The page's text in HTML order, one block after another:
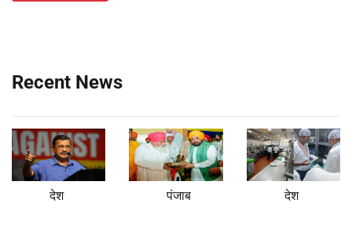
Recent News
देश पंजाब देश